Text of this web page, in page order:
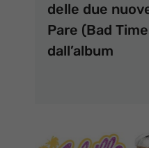
delle due
Pare (Bad
dall’album